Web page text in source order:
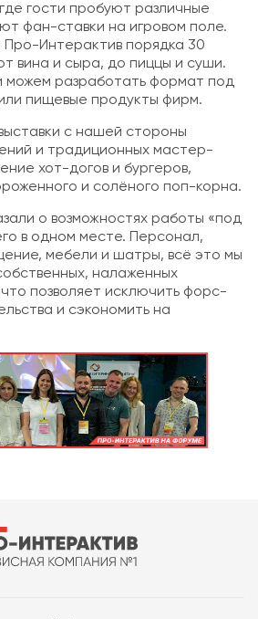
гости пробуют различные
фан-ставки на игровом поле.
Интерактив порядка 30
вина и сыра, до пиццы и суши.
можем разработать формат под
пищевые продукты фирм.
с нашей стороны
и традиционных мастер-
хот-догов и бургеров,
и солёного поп-корна.
о возможностях работы «под
в одном месте. Персонал,
мебели и шатры, всё это мы
налаженных
позволяет исключить форс-
и сэкономить на